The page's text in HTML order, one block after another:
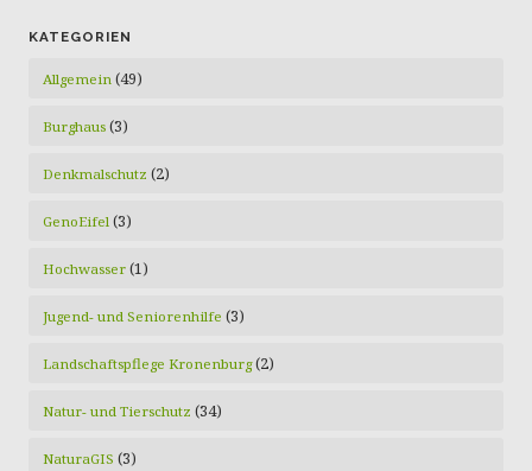
KATEGORIEN
Allgemein (49)
Burghaus (3)
Denkmalschutz (2)
GenoEifel (3)
Hochwasser (1)
Jugend- und Seniorenhilfe (3)
Landschaftspflege Kronenburg(2)
Natur- und Tierschutz (34)
NaturaGIS (3)